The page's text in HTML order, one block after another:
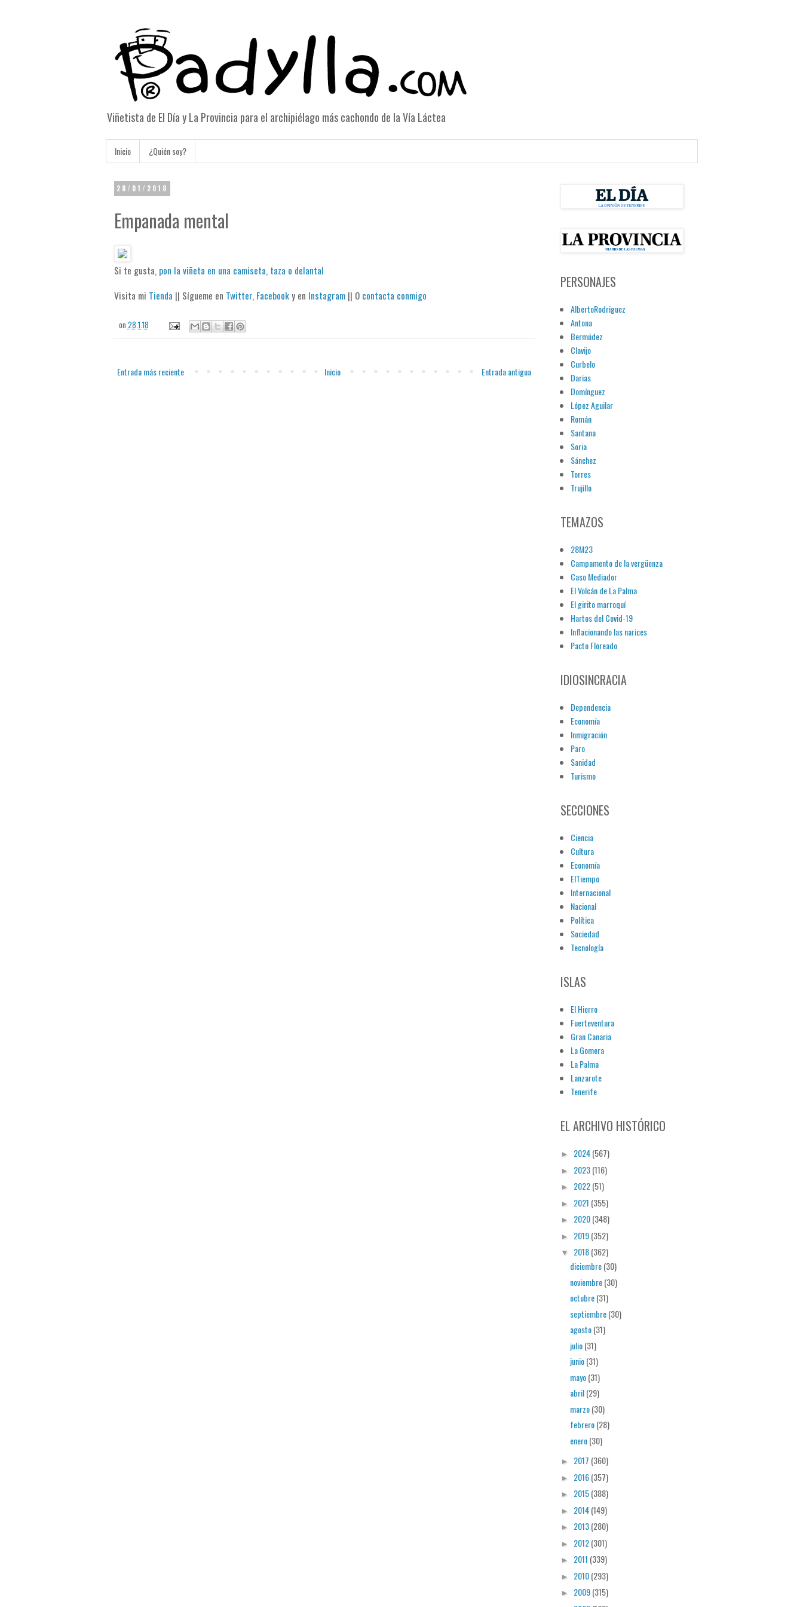
Viñetista de El Día y La Provincia para el archipiélago más cachondo de la Vía Láctea
Inicio ¿Quién soy?
28/01/2018
Empanada mental
Si te gusta, pon la viñeta en una camiseta, taza o delantal
Visita mi Tienda || Sígueme en Twitter, Facebooky en Instagram|| O contacta conmigo
on 28.1.18
Entrada más reciente Entrada antigua
Inicio
PERSONAJES
AlbertoRodriguez
Antona
Bermúdez
Clavijo
Curbelo
Darias
Domínguez
López Aguilar
Román
Santana
Soria
Sánchez
Torres
Trujillo
TEMAZOS
28M23
Campamento de la vergüenza
Caso Mediador
El Volcán de La Palma
El girito marroquí
Hartos del Covid-19
Inflacionando las narices
Pacto Floreado
IDIOSINCRACIA
Dependencia
Economía
Inmigración
Paro
Sanidad
Turismo
SECCIONES
Ciencia
Cultura
Economía
ElTiempo
Internacional
Nacional
Política
Sociedad
Tecnología
ISLAS
El Hierro
Fuerteventura
Gran Canaria
La Gomera
La Palma
Lanzarote
Tenerife
EL ARCHIVO HISTÓRICO
► 2024(567)
► 2023(116)
► 2022(51)
► 2021 (355)
► 2020(348)
► 2019(352)
▼ 2018(362)
diciembre(30)
noviembre(30)
octubre(31)
septiembre(30)
agosto(31)
julio(31)
junio(31)
mayo(31)
abril(29)
marzo(30)
febrero(28)
enero(30)
► 2017 (360)
► 2016(357)
► 2015(388)
► 2014(149)
► 2013(280)
► 2012(301)
► 2011 (339)
► 2010(293)
► 2009(315)